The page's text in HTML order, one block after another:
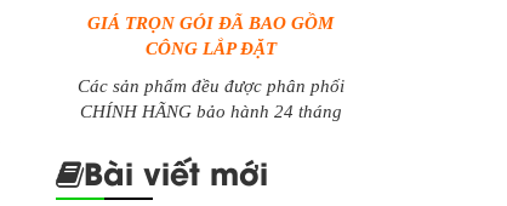
GIÁ TRỌN GÓI ĐÃ BAO GỒM
CÔNG LẮP ĐẶT
Các sản phẩm đều được phân phối
CHÍNH HÃNG bảo hành 24 tháng
Bài viết mới